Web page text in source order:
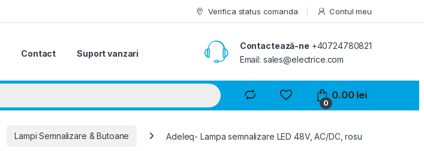
Verifica status comanda Contul meu
Contact Suport vanzari
Contactează-ne +40724780821
Email: sales@electrice.com
0
0.00 lei
Lampi Semnalizare & Butoane Adeleq- Lampa semnalizare LED 48V, AC/DC, rosu